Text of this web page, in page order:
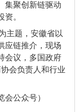
集聚创新链驱动
。
主题，安徽省以
应链推介，现场
会议，多国政府
会负责人和行业
会公众号）